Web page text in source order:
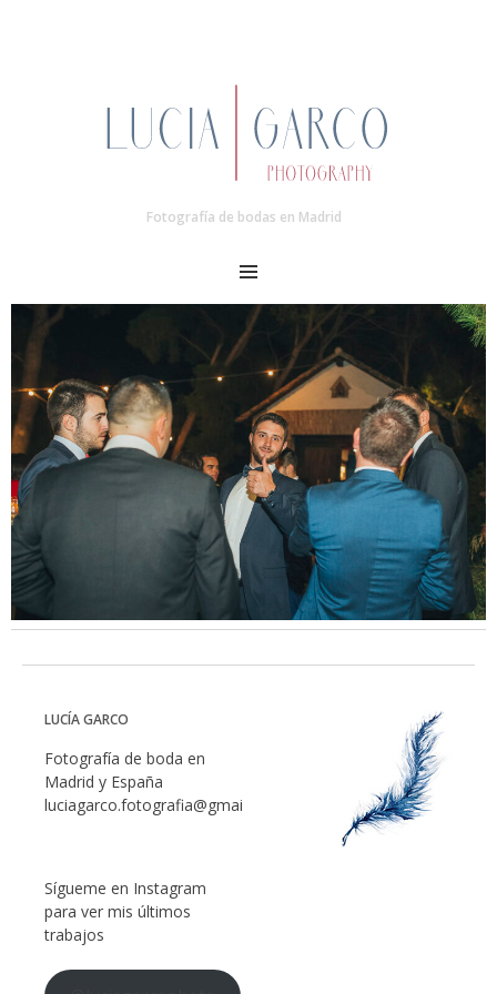
Fotografía de bodas en Madrid
MENU
LUCÍA GARCO
Fotografía de boda en
Madrid y España
luciagarco.fotografia@gmail.com
Sígueme en Instagram
para ver mis últimos
trabajos